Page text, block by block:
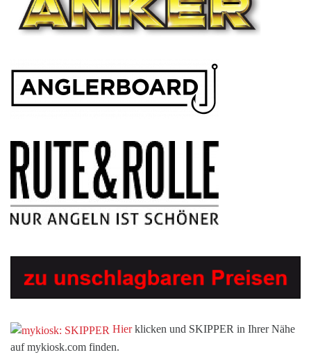
Hierklicken und SKIPPER in Ihrer Nähe
auf mykiosk.com finden.